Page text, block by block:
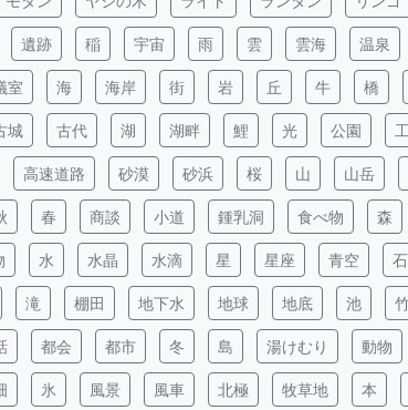
遺跡 稲 宇宙 雨 雲 雲海 温泉
室 海 海岸 街 岩 丘 牛 橋
城 古代 湖 湖畔 鯉 光 公園
高速道路 砂漠 砂浜 桜 山 山岳
春 商談 小道 鍾乳洞 食べ物 森
水 水晶 水滴 星 星座 青空
滝 棚田 地下水 地球 地底 池
都会 都市 冬 島 湯けむり 動物
氷 風景 風車 北極 牧草地 本